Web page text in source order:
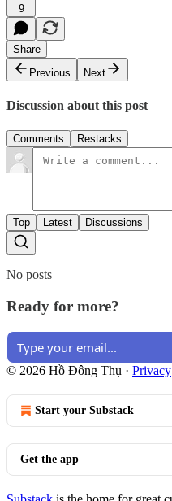
9
Share
Previous
Next
Discussion about this post
Comments Restacks
Top Latest Discussions
No posts
Ready for more?
© 2026 Hồ Đông Thụ · Privacy
Start your Substack
Get the app